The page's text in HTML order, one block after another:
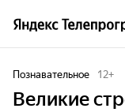
Познавательное 12+
Великие